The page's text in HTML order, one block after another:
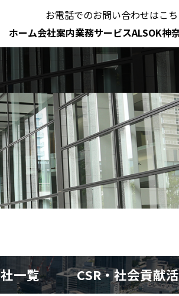
お電話でのお問い合わせはこ
ホーム会社案内業務サービスALSOK神
一覧 CSR・社会貢献